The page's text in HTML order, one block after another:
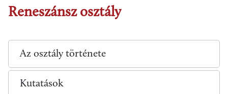
Reneszánsz osztály
Az osztály története
Kutatások